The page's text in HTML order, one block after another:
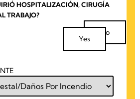
HOSPITALIZACIÓN, CIRUGÍA
TRABAJO?
No
Yes